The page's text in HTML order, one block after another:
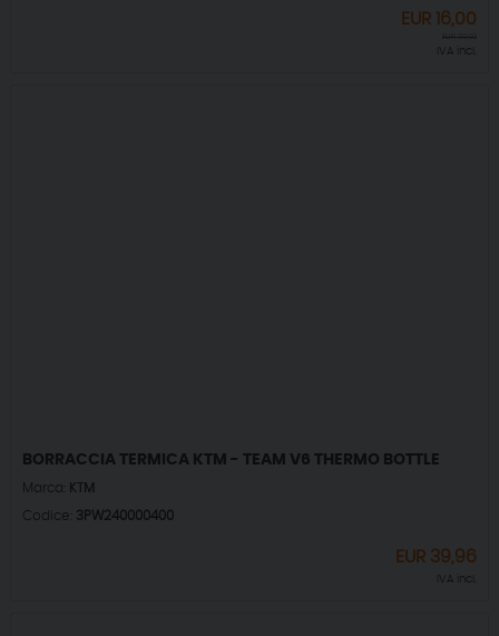
EUR 16,00
IVA incl.
BORRACCIA TERMICA KTM - TEAM V6 THERMO BOTTLE
Marca: KTM
Codice: 3PW240000400
EUR 39,96
IVA incl.